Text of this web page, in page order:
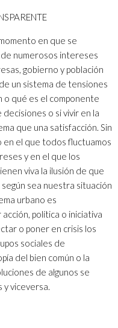
en que se
numerosos intereses
gobierno y población
un sistema de tensiones
o qué es el componente
decisiones o si vivir en la
que una satisfacción. Sin
en el que todos fluctuamos
y en el que los
viva la ilusión de que
sea nuestra situación
urbano es
política o iniciativa
o poner en crisis los
sociales de
del bien común o la
de algunos se
viceversa.